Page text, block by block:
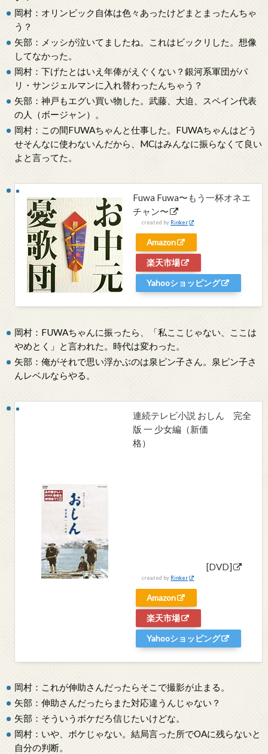
岡村：オリンピック自体は色々あったけどまとまったんちゃ
う？
矢部：メッシが泣いてましたね。これはビックリした。想像
してなかった。
岡村：下げたとはいえ年俸がえぐくない？銀河系軍団がパ
リ・サンジェルマンに入れ替わったんちゃう？
矢部：神戸もエグい買い物した。武藤、大迫、スペイン代表
の人（ボージャン）。
岡村：この間FUWAちゃんと仕事した。FUWAちゃんはどう
せそんなに使わないんだから、MCはみんなに振らなくて良い
よと言ってた。
Fuwa Fuwa〜もう一杯オネエ
チャン〜
created by Rinker
Amazon
楽天市場
Yahooショッピング
岡村：FUWAちゃんに振ったら、「私ここじゃない、ここは
やめとく」と言われた。時代は変わった。
矢部：俺がそれで思い浮かぶのは泉ピン子さん。泉ピン子さ
んレベルならやる。
連続テレビ小説 おしん 完全
版 一 少女編（新価
格）
[DVD]
created by Rinker
Amazon
楽天市場
Yahooショッピング
岡村：これが伸助さんだったらそこで撮影が止まる。
矢部：伸助さんだったらまた対応違うんじゃない？
矢部：そういうボケだろ信じたいけどな。
岡村：いや、ボケじゃない。結局言った所でOAに残らないと
自分の判断。